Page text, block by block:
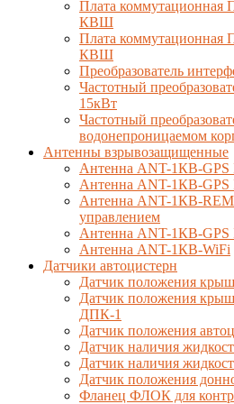
Плата
КВШ
Плата
КВШ
Преобразователь
Частотный
15кВт
Частотный
водонепроницаемом
Антенны взрывозащищенные
Антенна ANT-1КВ-GPS
Антенна ANT-1КВ-GPS
Антенна ANT-1КВ-
управлением
Антенна ANT-1КВ-GPS
Антенна ANT-1КВ-WiFi
Датчики автоцистерн
Датчик положения
Датчик положения
ДПК-1
Датчик положения
Датчик наличия
Датчик наличия
Датчик положения
Фланец ФЛОК для